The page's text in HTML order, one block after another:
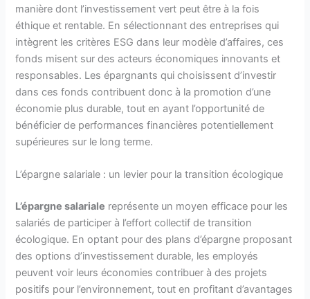
manière dont l’investissement vert peut être à la fois
éthique et rentable. En sélectionnant des entreprises qui
intègrent les critères ESG dans leur modèle d’affaires, ces
fonds misent sur des acteurs économiques innovants et
responsables. Les épargnants qui choisissent d’investir
dans ces fonds contribuent donc à la promotion d’une
économie plus durable, tout en ayant l’opportunité de
bénéficier de performances financières potentiellement
supérieures sur le long terme.
L’épargne salariale : un levier pour la transition écologique
L’épargne salariale représente un moyen efficace pour les
salariés de participer à l’effort collectif de transition
écologique. En optant pour des plans d’épargne proposant
des options d’investissement durable, les employés
peuvent voir leurs économies contribuer à des projets
positifs pour l’environnement, tout en profitant d’avantages